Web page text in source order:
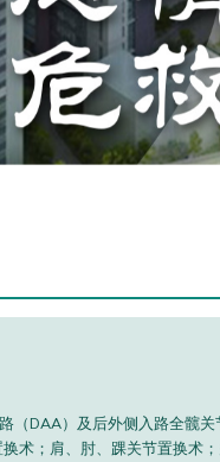
（DAA）及后外侧入路全髋
换术；肩、肘、踝关节置换术